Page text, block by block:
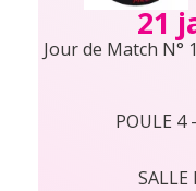
21
Jour de Match N°
POULE
SALLE